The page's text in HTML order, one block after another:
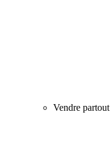
Vendre partout